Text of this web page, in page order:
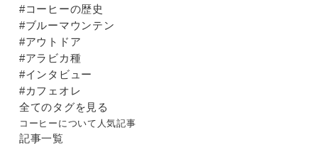
#コーヒーの歴史
#ブルーマウンテン
#アウトドア
#アラビカ種
#インタビュー
#カフェオレ
全てのタグを見る
コーヒーについて人気記事
記事一覧